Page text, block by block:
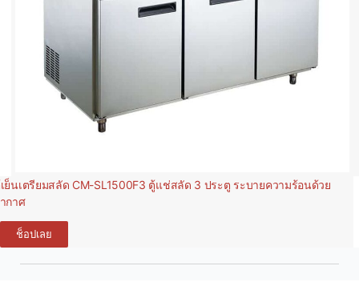
ย็นเตรียมสลัด CM-SL1500F3 ตู้แช่สลัด 3 ประตู ระบายความร้อนด้วย
กาศ
ช็อปเลย